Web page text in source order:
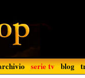
serie tv blog